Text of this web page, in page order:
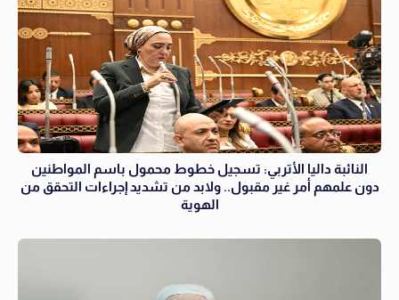
النائبة داليا الأتربي: تسجيل خطوط محمول باسم المواطنين
دون علمهم أمر غير مقبول.. ولابد من تشديد إجراءات التحقق من
الهوية